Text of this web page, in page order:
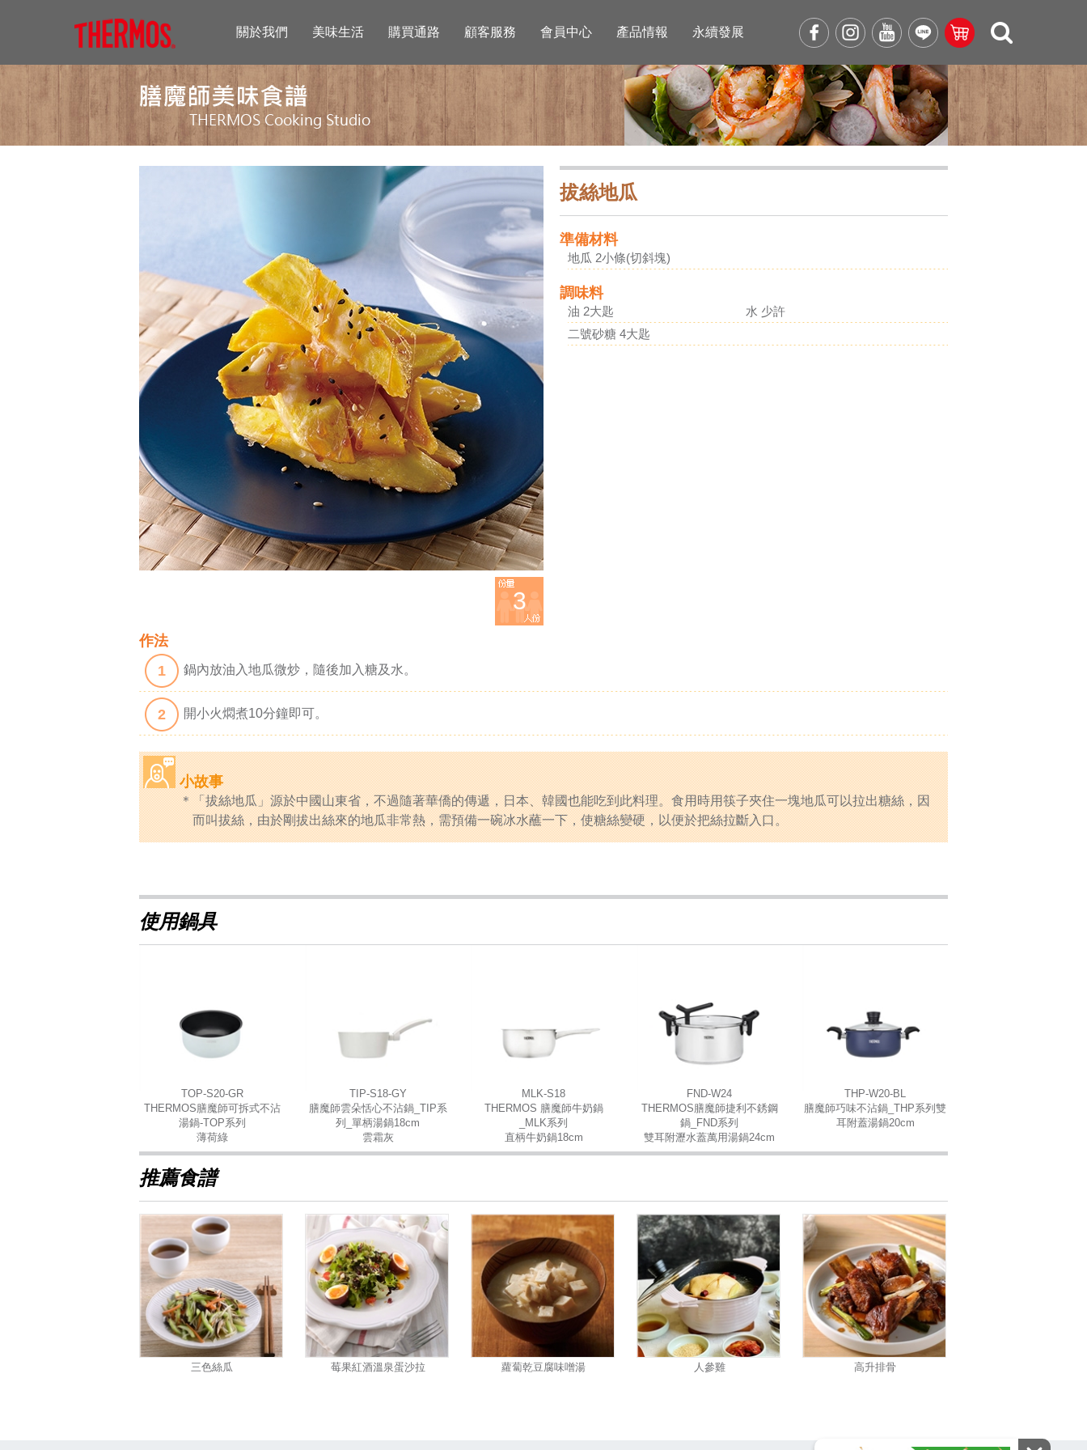
關於我們 美味生活 購買通路 顧客服務 會員中心 產品情報 永續發展
3
拔絲地瓜
準備材料
地瓜 2小條(切斜塊)
調味料
油 2大匙
水 少許
二號砂糖 4大匙
作法
1
鍋內放油入地瓜微炒，隨後加入糖及水。
2 開小火燜煮10分鐘即可。
小故事
「拔絲地瓜」源於中國山東省，不過隨著華僑的傳遞，日本、韓國也能吃到此料理。食用時用筷子夾住一塊地瓜可以拉出糖絲，因
而叫拔絲，由於剛拔出絲來的地瓜非常熱，需預備一碗冰水蘸一下，使糖絲變硬，以便於把絲拉斷入口。
使用鍋具
TOP-S20-GR
THERMOS膳魔師可拆式不沾
湯鍋-TOP系列
薄荷綠
TIP-S18-GY
膳魔師雲朵恬心不沾鍋_TIP系
列_單柄湯鍋18cm
雲霜灰
MLK-S18
THERMOS 膳魔師牛奶鍋
_MLK系列
直柄牛奶鍋18cm
FND-W24
THERMOS膳魔師捷利不銹鋼
鍋_FND系列
雙耳附瀝水蓋萬用湯鍋24cm
THP-W20-BL
膳魔師巧味不沾鍋_THP系列雙
耳附蓋湯鍋20cm
推薦食譜
三色絲瓜 莓果紅酒溫泉蛋沙拉 蘿蔔乾豆腐味噌湯 人參雞 高升排骨